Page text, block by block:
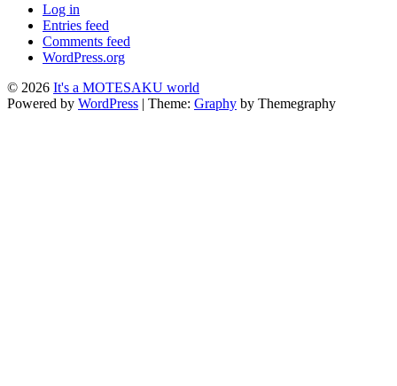
Log in
Entries feed
Comments feed
WordPress.org
© 2026 It's a MOTESAKU world
Powered by WordPress | Theme: Graphy by Themegraphy